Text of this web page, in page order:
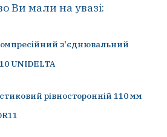
Ви мали на увазі:
з'єднювальний
UNIDELTA
рівносторонній 110 мм